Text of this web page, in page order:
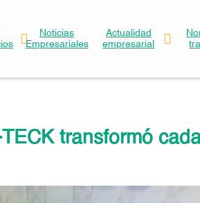
Noticias
Empresariales
Actualidad
empresarial
transformó